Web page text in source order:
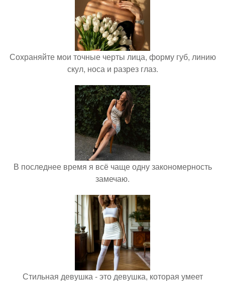
Сохраняйте мои точные черты лица, форму губ, линию
скул, носа и разрез глаз.
В последнее время я всё чаще одну закономерность
замечаю.
Стильная девушка - это девушка, которая умеет